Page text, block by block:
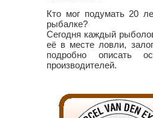
Кто мог подумать 20
рыбалке?
Сегодня каждый
её в месте ловли,
подробно описать
производителей.